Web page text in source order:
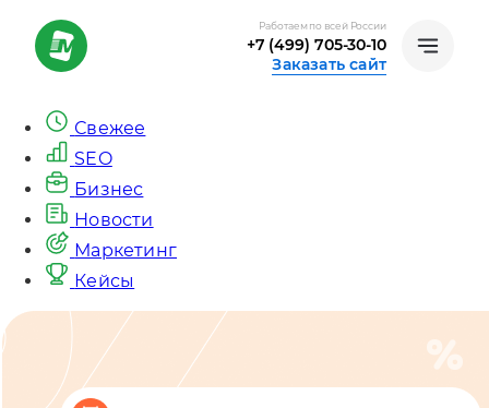
Работаем по всей России
+7 (499) 705-30-10
Заказать сайт
Свежее
SEO
Бизнес
Новости
Маркетинг
Кейсы